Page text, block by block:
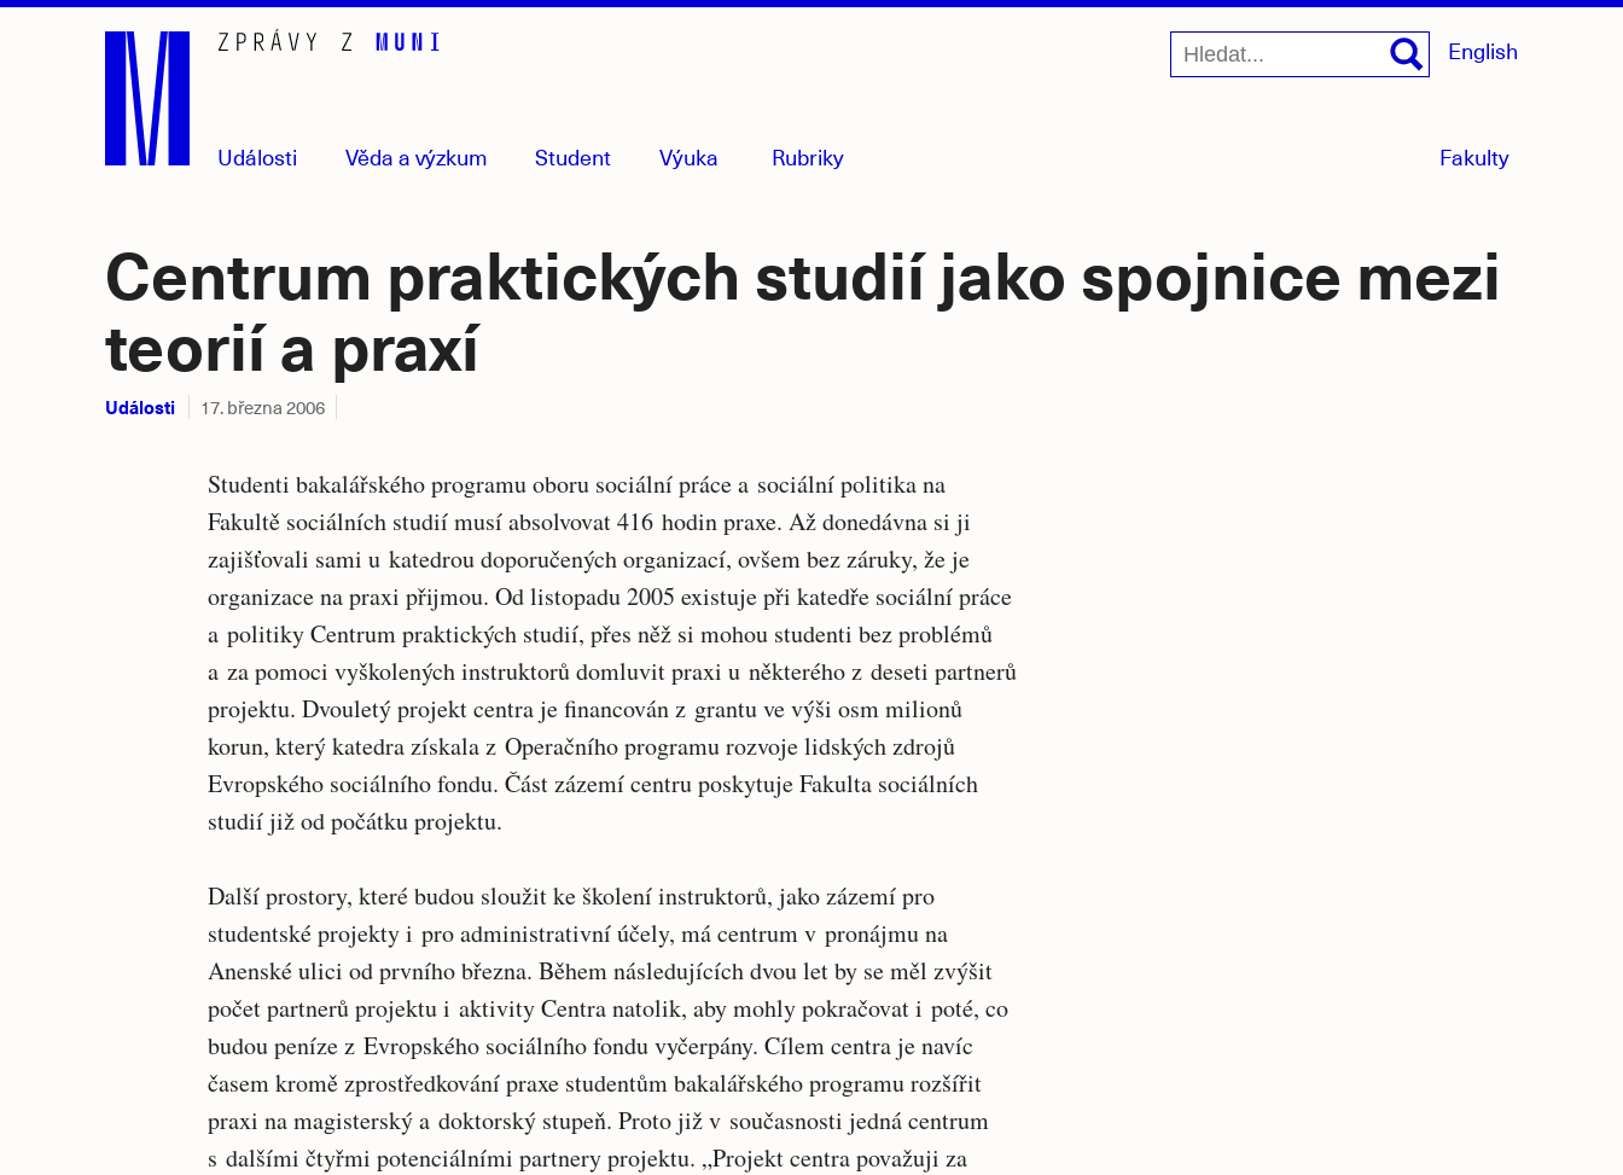
Události Věda a výzkum Student Výuka Rubriky Fakultymenu
English
Centrum praktických studií jako spojnice mezi
teorií a praxí
Události 17. března 2006
Studenti bakalářského programu oboru sociální práce a sociální politika na
Fakultě sociálních studií musí absolvovat 416 hodin praxe. Až donedávna si ji
zajišťovali sami u katedrou doporučených organizací, ovšem bez záruky, že je
organizace na praxi přijmou. Od listopadu 2005 existuje při katedře sociální práce
a politiky Centrum praktických studií, přes něž si mohou studenti bez problémů
a za pomoci vyškolených instruktorů domluvit praxi u některého z deseti partnerů
projektu. Dvouletý projekt centra je financován z grantu ve výši osm milionů
korun, který katedra získala z Operačního programu rozvoje lidských zdrojů
Evropského sociálního fondu. Část zázemí centru poskytuje Fakulta sociálních
studií již od počátku projektu.
Další prostory, které budou sloužit ke školení instruktorů, jako zázemí pro
studentské projekty i pro administrativní účely, má centrum v pronájmu na
Anenské ulici od prvního března. Během následujících dvou let by se měl zvýšit
počet partnerů projektu i aktivity Centra natolik, aby mohly pokračovat i poté, co
budou peníze z Evropského sociálního fondu vyčerpány. Cílem centra je navíc
časem kromě zprostředkování praxe studentům bakalářského programu rozšířit
praxi na magisterský a doktorský stupeň. Proto již v současnosti jedná centrum
s dalšími čtyřmi potenciálními partnery projektu. „Projekt centra považuji za
Související
články